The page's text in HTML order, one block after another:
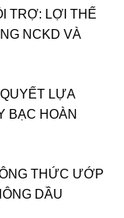
TRỢ: LỢI THẾ
NCKD VÀ
LỰA
BẠC HOÀN
THỨC ƯỚP
DẦU